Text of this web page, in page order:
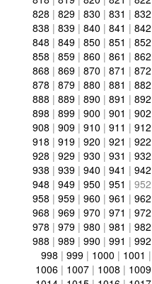
828 | 829 | 830 | 831 | 832
838 | 839 | 840 | 841 | 842
848 | 849 | 850 | 851 | 852
858 | 859 | 860 | 861 | 862
868 | 869 | 870 | 871 | 872
878 | 879 | 880 | 881 | 882
888 | 889 | 890 | 891 | 892
898 | 899 | 900 | 901 | 902
908 | 909 | 910 | 911 | 912
918 | 919 | 920 | 921 | 922
928 | 929 | 930 | 931 | 932
938 | 939 | 940 | 941 | 942
948 | 949 | 950 | 951 | 952
958 | 959 | 960 | 961 | 962
968 | 969 | 970 | 971 | 972
978 | 979 | 980 | 981 | 982
988 | 989 | 990 | 991 | 992
998 | 999 | 1000 | 1001 |
1006 | 1007 | 1008 | 1009